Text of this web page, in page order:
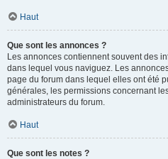
Haut
Que sont les annonces ?
Les annonces contiennent souvent des
dans lequel vous naviguez. Les
page du forum dans lequel elles ont été
générales, les permissions concernant
administrateurs du forum.
Haut
Que sont les notes ?